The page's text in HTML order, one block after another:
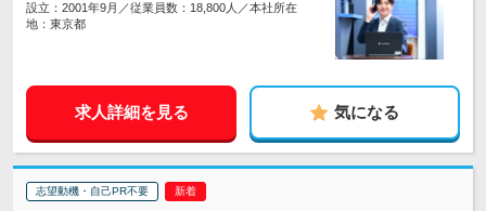
設立：2001年9月／従業員数：18,800人／本社所在
地：東京都
求人詳細を見る 気になる
志望動機・自己PR不要